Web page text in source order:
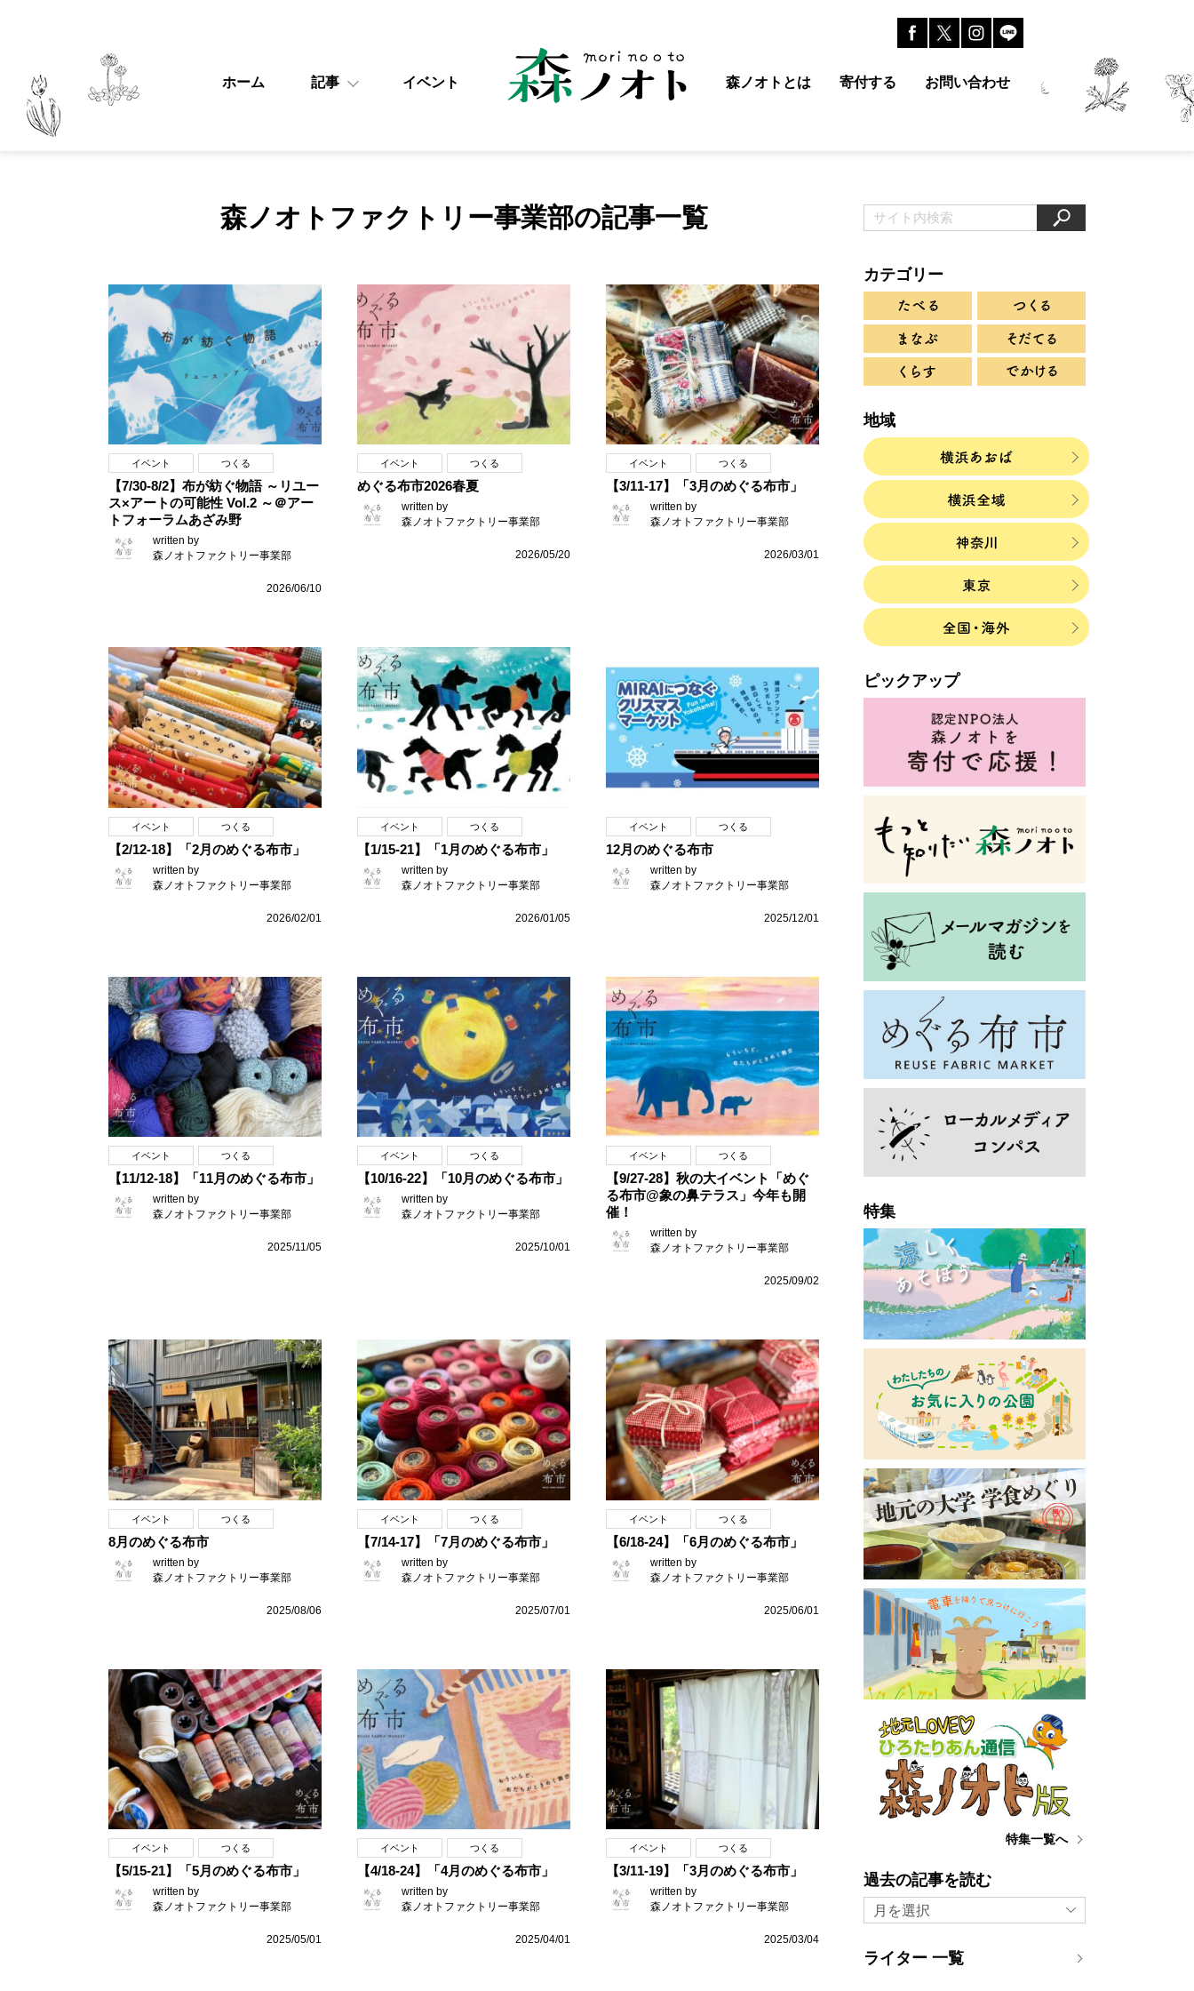
ホーム 記事 イベント 森ノオトとは 寄付する お問い合わせ
森ノオトファクトリー事業部の記事一覧
イベント つくる
【7/30-8/2】布が紡ぐ物語 ～リユー
ス×アートの可能性 Vol.2 ～＠アー
トフォーラムあざみ野
written by
森ノオトファクトリー事業部
2026/06/10
イベント つくる
めぐる布市2026春夏
written by
森ノオトファクトリー事業部
2026/05/20
イベント つくる
【3/11-17】「3月のめぐる布市」
written by
森ノオトファクトリー事業部
2026/03/01
イベント つくる
【2/12-18】「2月のめぐる布市」
written by
森ノオトファクトリー事業部
2026/02/01
イベント つくる
【1/15-21】「1月のめぐる布市」
written by
森ノオトファクトリー事業部
2026/01/05
イベント つくる
12月のめぐる布市
written by
森ノオトファクトリー事業部
2025/12/01
イベント つくる
【11/12-18】「11月のめぐる布市」
written by
森ノオトファクトリー事業部
2025/11/05
イベント つくる
【10/16-22】「10月のめぐる布市」
written by
森ノオトファクトリー事業部
2025/10/01
イベント つくる
【9/27-28】秋の大イベント「めぐ
る布市@象の鼻テラス」今年も開
催！
written by
森ノオトファクトリー事業部
2025/09/02
イベント つくる
8月のめぐる布市
written by
森ノオトファクトリー事業部
2025/08/06
イベント つくる
【7/14-17】「7月のめぐる布市」
written by
森ノオトファクトリー事業部
2025/07/01
イベント つくる
【6/18-24】「6月のめぐる布市」
written by
森ノオトファクトリー事業部
2025/06/01
イベント つくる
【5/15-21】「5月のめぐる布市」
written by
森ノオトファクトリー事業部
2025/05/01
イベント つくる
【4/18-24】「4月のめぐる布市」
written by
森ノオトファクトリー事業部
2025/04/01
イベント つくる
【3/11-19】「3月のめぐる布市」
written by
森ノオトファクトリー事業部
2025/03/04
カテゴリー
地域
ピックアップ
特集
特集一覧へ
過去の記事を読む
月を選択
ライター 一覧